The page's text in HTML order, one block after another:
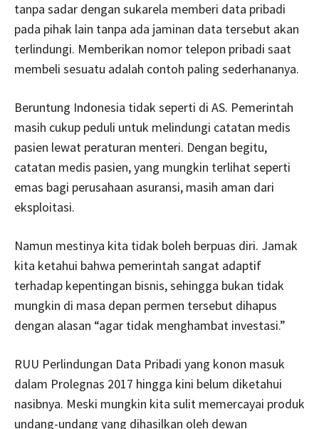
tanpa sadar dengan sukarela memberi data pribadi
pada pihak lain tanpa ada jaminan data tersebut akan
terlindungi. Memberikan nomor telepon pribadi saat
membeli sesuatu adalah contoh paling sederhananya.
Beruntung Indonesia tidak seperti di AS. Pemerintah
masih cukup peduli untuk melindungi catatan medis
pasien lewat peraturan menteri. Dengan begitu,
catatan medis pasien, yang mungkin terlihat seperti
emas bagi perusahaan asuransi, masih aman dari
eksploitasi.
Namun mestinya kita tidak boleh berpuas diri. Jamak
kita ketahui bahwa pemerintah sangat adaptif
terhadap kepentingan bisnis, sehingga bukan tidak
mungkin di masa depan permen tersebut dihapus
dengan alasan “agar tidak menghambat investasi.”
RUU Perlindungan Data Pribadi yang konon masuk
dalam Prolegnas 2017 hingga kini belum diketahui
nasibnya. Meski mungkin kita sulit memercayai produk
undang-undang yang dihasilkan oleh dewan